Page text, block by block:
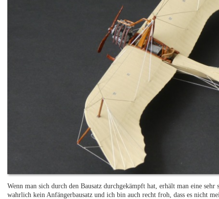
Wenn man sich durch den Bausatz durchgekämpft hat, erhält man eine
wahrlich kein Anfängerbausatz und ich bin auch recht froh, dass es nicht